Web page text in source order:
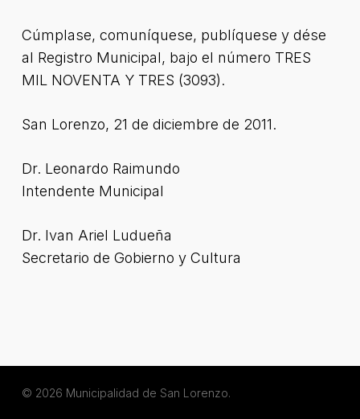
Cúmplase, comuníquese, publíquese y dése
al Registro Municipal, bajo el número TRES
MIL NOVENTA Y TRES (3093).
San Lorenzo, 21 de diciembre de 2011.
Dr. Leonardo Raimundo
Intendente Municipal
Dr. Ivan Ariel Ludueña
Secretario de Gobierno y Cultura
© 2026 Municipalidad de San Lorenzo.